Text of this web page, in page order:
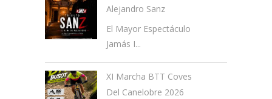
Alejandro Sanz
El Mayor Espectáculo
Jamás I...
XI Marcha BTT Coves
Del Canelobre 2026